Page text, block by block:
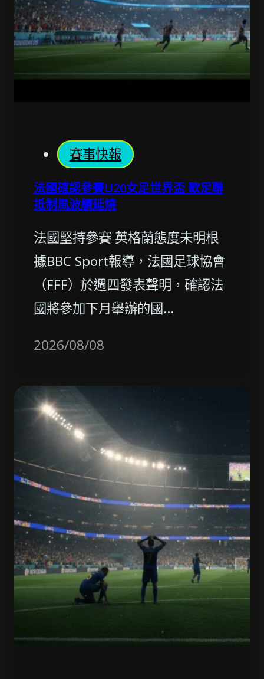
賽事快報
法國確認參賽U20女足世界盃 歐足聯
抵制風波續延燒
法國堅持參賽 英格蘭態度未明根
據BBC Sport報導，法國足球協會
（FFF）於週四發表聲明，確認法
國將參加下月舉辦的國…
2026/08/08